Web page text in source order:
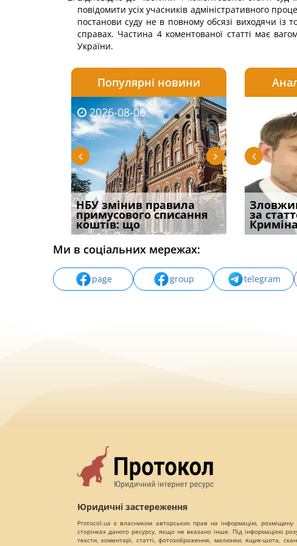
повідомити усіх учасників адміністративного
постанови суду не в повному обсязі виходячи із
справах. Частина 4 коментованої статті має
України.
Популярні новини
2026-08-06
НБУ змінив правила
примусового списання
коштів: що
2026-08-
Якщо суд
наявніс
2026-08-03
Водії можуть отримати
компенсацію за
незаконні дії
2026-
за
Кого
ШІ, а
міль
Ми в соціальних мережах:
page group telegram
Юридичні застереження
Protocol.ua є власником авторських прав на інформацію,
сторінках даного ресурсу, якщо не вказано інше. Під інформацією
тексти, коментарі, статті, фотозображення, малюнки, ящик-шота,